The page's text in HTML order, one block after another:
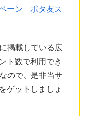
ーン ポタ友ス
に掲載している広
ト数で利用でき
ので、是非当サ
ゲットしましょ